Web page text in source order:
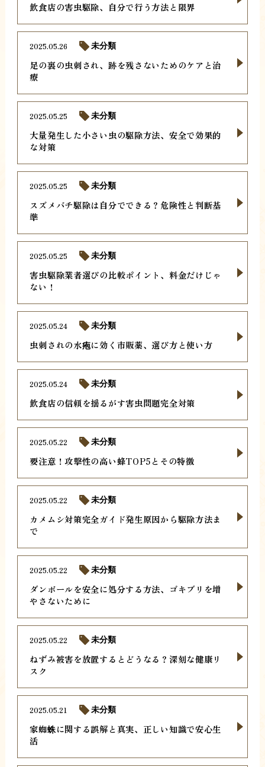
飲食店の害虫駆除、自分で行う方法と限界
足の裏の虫刺され、跡を残さないためのケアと治
療
2025.05.26 未分類
大量発生した小さい虫の駆除方法、安全で効果的
な対策
2025.05.25 未分類
スズメバチ駆除は自分でできる？危険性と判断基
準
2025.05.25 未分類
害虫駆除業者選びの比較ポイント、料金だけじゃ
ない！
2025.05.25 未分類
虫刺されの水疱に効く市販薬、選び方と使い方
2025.05.24 未分類
飲食店の信頼を揺るがす害虫問題完全対策
2025.05.24 未分類
要注意！攻撃性の高い蜂TOP5とその特徴
2025.05.22 未分類
カメムシ対策完全ガイド発生原因から駆除方法ま
で
2025.05.22 未分類
ダンボールを安全に処分する方法、ゴキブリを増
やさないために
2025.05.22 未分類
ねずみ被害を放置するとどうなる？深刻な健康リ
スク
2025.05.22 未分類
家蜘蛛に関する誤解と真実、正しい知識で安心生
活
2025.05.21 未分類